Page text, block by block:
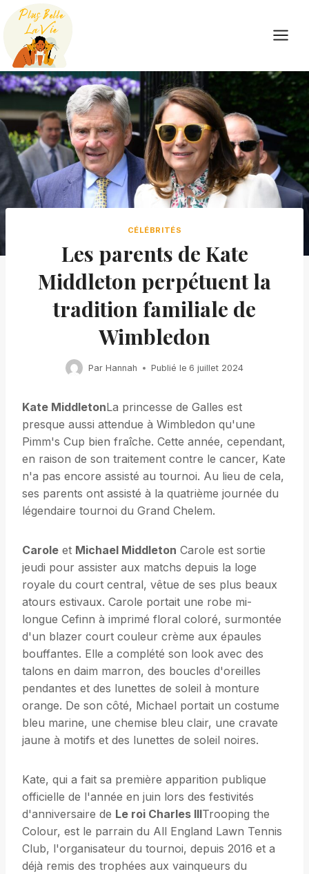
Skip
content
CÉLÉBRITÉS
Les parents de Kate
Middleton perpétuent la
tradition familiale de
Wimbledon
Par Hannah Publié le 6 juillet 2024
Kate MiddletonLa princesse de Galles est
presque aussi attendue à Wimbledon qu'une
Pimm's Cup bien fraîche. Cette année, cependant,
en raison de son traitement contre le cancer, Kate
n'a pas encore assisté au tournoi. Au lieu de cela,
ses parents ont assisté à la quatrième journée du
légendaire tournoi du Grand Chelem.
Carole et Michael Middleton Carole est sortie
jeudi pour assister aux matchs depuis la loge
royale du court central, vêtue de ses plus beaux
atours estivaux. Carole portait une robe mi-
longue Cefinn à imprimé floral coloré, surmontée
d'un blazer court couleur crème aux épaules
bouffantes. Elle a complété son look avec des
talons en daim marron, des boucles d'oreilles
pendantes et des lunettes de soleil à monture
orange. De son côté, Michael portait un costume
bleu marine, une chemise bleu clair, une cravate
jaune à motifs et des lunettes de soleil noires.
Kate, qui a fait sa première apparition publique
officielle de l'année en juin lors des festivités
d'anniversaire de Le roi Charles IIITrooping the
Colour, est le parrain du All England Lawn Tennis
Club, l'organisateur du tournoi, depuis 2016 et a
déjà remis des trophées aux vainqueurs du